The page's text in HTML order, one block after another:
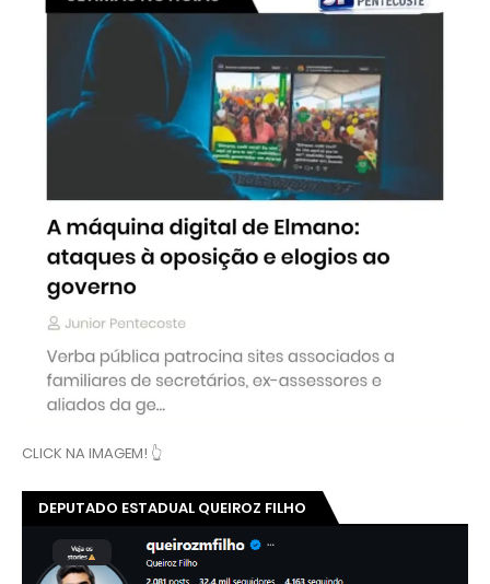
CLICK NA IMAGEM! 👆
DEPUTADO ESTADUAL QUEIROZ FILHO